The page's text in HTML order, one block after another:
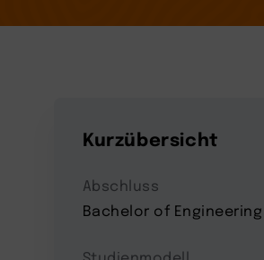
Kurzübersicht
Abschluss
Bachelor of Engineering